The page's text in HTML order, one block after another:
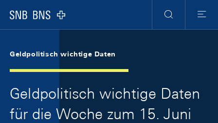
Logo
Suche
Menu
Geldpolitisch wichtige Daten
Geldpolitisch wichtige Daten
für die Woche zum 15. Juni